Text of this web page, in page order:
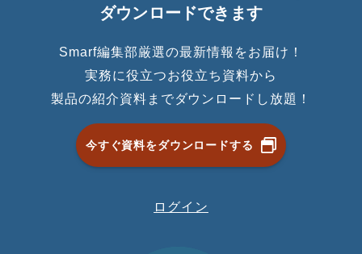
ダウンロードできます
Smarf編集部厳選の最新情報をお届け！
実務に役立つお役立ち資料から
製品の紹介資料までダウンロードし放題！
今すぐ資料をダウンロードする
ログイン